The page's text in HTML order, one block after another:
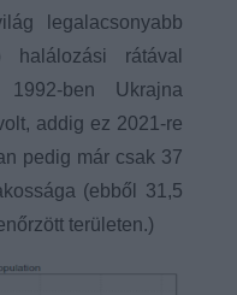
legalacsonyabb
halálozási rátával
ben Ukrajna
addig ez 2021-re
pedig már csak 37
(ebből 31,5
területen.)